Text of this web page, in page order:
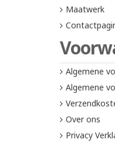
Maatwerk
Algemene
Algemene
Over ons
Privacy